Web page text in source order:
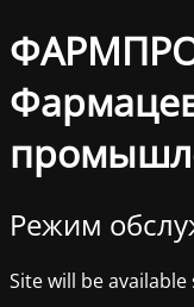
Режим
Site will be